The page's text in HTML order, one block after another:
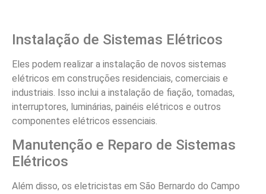
Instalação de Sistemas Elétricos
Eles podem realizar a instalação de novos sistemas
elétricos em construções residenciais, comerciais e
industriais. Isso inclui a instalação de fiação, tomadas,
interruptores, luminárias, painéis elétricos e outros
componentes elétricos essenciais.
Manutenção e Reparo de Sistemas
Elétricos
Além disso, os eletricistas em São Bernardo do Campo